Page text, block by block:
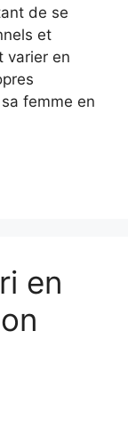
de se
et
varier en
femme en
en